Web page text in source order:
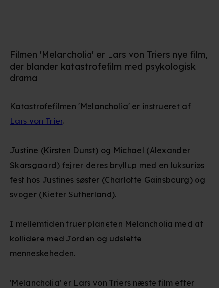
Filmen 'Melancholia' er Lars von Triers nye film,
der blander katastrofefilm med psykologisk
drama
Katastrofefilmen 'Melancholia' er instrueret af
Lars von Trier.
Justine (Kirsten Dunst) og Michael (Alexander
Skarsgaard) fejrer deres bryllup med en luksuriøs
fest hos Justines søster (Charlotte Gainsbourg) og
svoger (Kiefer Sutherland).
I mellemtiden truer planeten Melancholia med at
kollidere med Jorden og udslette
menneskeheden.
'Melancholia' er Lars von Triers næste film efter